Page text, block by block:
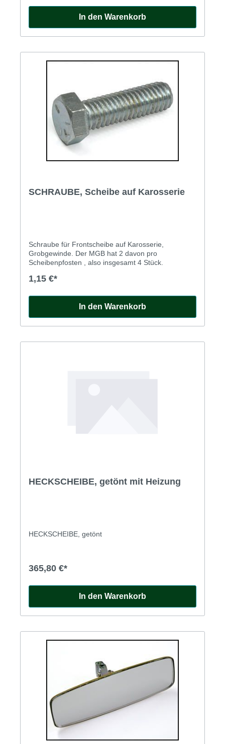
In den Warenkorb
SCHRAUBE, Scheibe auf Karosserie
Schraube für Frontscheibe auf Karosserie,
Grobgewinde. Der MGB hat 2 davon pro
Scheibenpfosten , also insgesamt 4 Stück.
1,15 €*
In den Warenkorb
HECKSCHEIBE, getönt mit Heizung
HECKSCHEIBE, getönt
365,80 €*
In den Warenkorb